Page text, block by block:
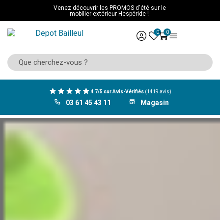
Venez découvrir les PROMOS d'été sur le
mobilier extérieur Hespéride !
0 0
4.7/5 sur Avis-Vérifiés (1419 avis)
03 61 45 43 11 Magasin